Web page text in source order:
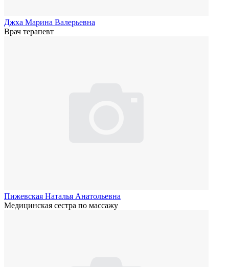
Джха Марина Валерьевна
Врач терапевт
Пижевская Наталья Анатольевна
Медицинская сестра по массажу